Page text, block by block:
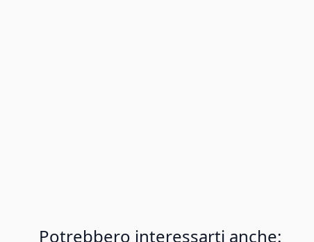
Potrebbero interessarti anche: